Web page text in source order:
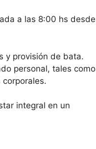
a las 8:00 hs desde
y provisión de bata.
personal, tales como
integral en un